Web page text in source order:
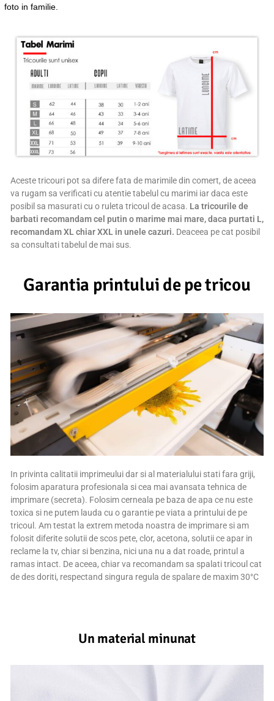
foto in familie.
Aceste tricouri pot sa difere fata de marimile din comert, de aceea
va rugam sa verificati cu atentie tabelul cu marimi iar daca este
posibil sa masurati cu o ruleta tricoul de acasa. La tricourile de
barbati recomandam cel putin o marime mai mare, daca purtati L,
recomandam XL chiar XXL in unele cazuri. Deaceea pe cat posibil
sa consultati tabelul de mai sus.
Garantia printului de pe tricou
In privinta calitatii imprimeului dar si al materialului stati fara griji,
folosim aparatura profesionala si cea mai avansata tehnica de
imprimare (secreta). Folosim cerneala pe baza de apa ce nu este
toxica si ne putem lauda cu o garantie pe viata a printului de pe
tricoul. Am testat la extrem metoda noastra de imprimare si am
folosit diferite solutii de scos pete, clor, acetona, solutii ce apar in
reclame la tv, chiar si benzina, nici una nu a dat roade, printul a
ramas intact. De aceea, chiar va recomandam sa spalati tricoul cat
de des doriti, respectand singura regula de spalare de maxim 30°C
Un material minunat